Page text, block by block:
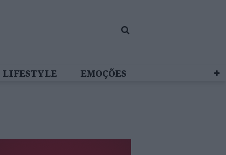
LIFESTYLE
EMOÇÕES